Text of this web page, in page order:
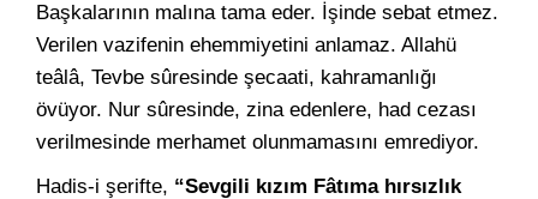
Başkalarının malına tama eder. İşinde sebat etmez.
Verilen vazifenin ehemmiyetini anlamaz. Allahü
teâlâ, Tevbe sûresinde şecaati, kahramanlığı
övüyor. Nur sûresinde, zina edenlere, had cezası
verilmesinde merhamet olunmamasını emrediyor.
Hadis-i şerifte, “Sevgili kızım Fâtıma hırsızlık